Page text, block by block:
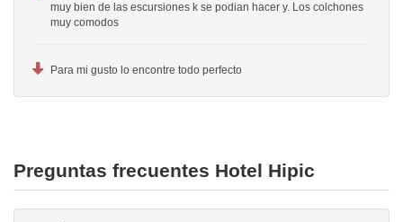
muy bien de las escursiones k se podian hacer y. Los colchones
muy comodos
Para mi gusto lo encontre todo perfecto
Preguntas frecuentes Hotel Hipic